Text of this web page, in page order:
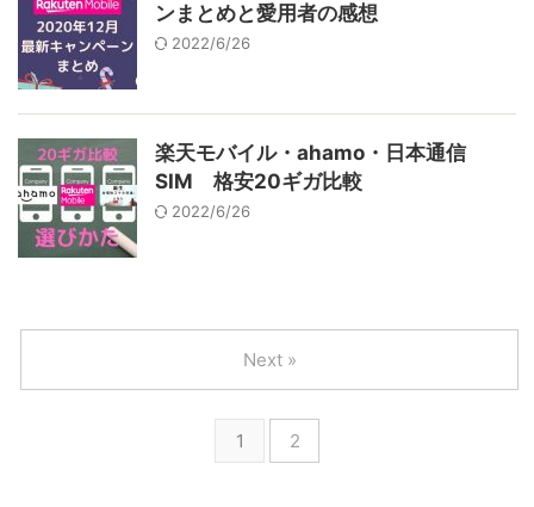
ンまとめと愛用者の感想
2022/6/26
楽天モバイル・ahamo・日本通信
SIM 格安20ギガ比較
2022/6/26
1 2
Next »